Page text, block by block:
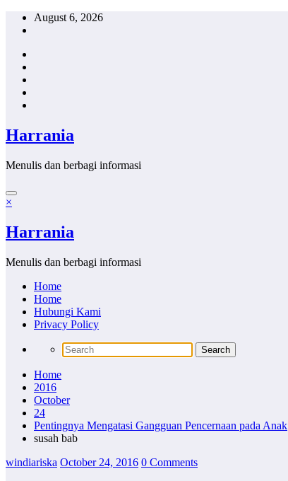
Skip
August 6, 2026
Harrania
Menulis dan berbagi informasi
×
Harrania
Menulis dan berbagi informasi
Home
Home
Hubungi Kami
Privacy Policy
Home
2016
October
24
Pentingnya Mengatasi Gangguan Pencernaan pada Anak
susah bab
windiariska October 24, 2016 0 Comments